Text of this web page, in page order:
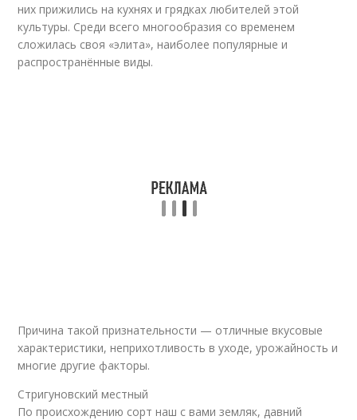
них прижились на кухнях и грядках любителей этой
культуры. Среди всего многообразия со временем
сложилась своя «элита», наиболее популярные и
распространённые виды.
Причина такой признательности — отличные вкусовые
характеристики, неприхотливость в уходе, урожайность и
многие другие факторы.
Стригуновский местный
По происхождению сорт наш с вами земляк, давний